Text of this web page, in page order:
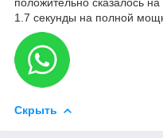
1.7 секунды на полной
Скрыть